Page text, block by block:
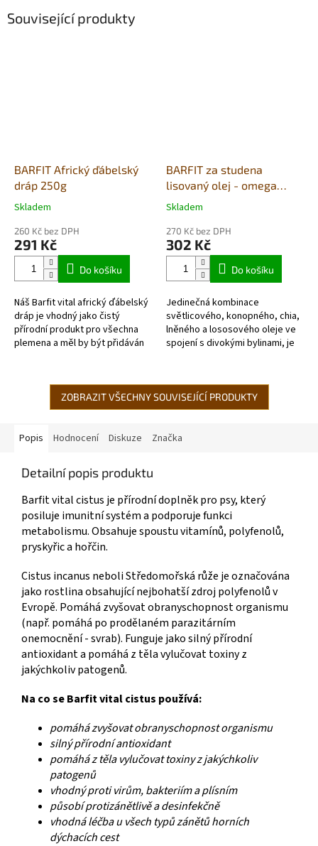
Související produkty
BARFIT Africký ďábelský
dráp 250g
Průměrné
produktu
je
hvězdiček.
Skladem
260 Kč bez DPH
291 Kč
Do košíku
Náš Barfit vital africký ďábelský
dráp je vhodný jako čistý
přírodní produkt pro všechna
plemena a měl by být přidáván
BARFIT za studena
lisovaný olej - omega
pětisložkový 500ml
Průměrné
produktu
je
hvězdiček.
Skladem
270 Kč bez DPH
302 Kč
Do košíku
Jedinečná kombinace
světlicového, konopného, ​​chia,
lněného a lososového oleje ve
spojení s divokými bylinami, je
psa...
ZOBRAZIT VŠECHNY SOUVISEJÍCÍ PRODUKTY
Popis Hodnocení Diskuze Značka
Detailní popis produktu
Barfit vital cistus je přírodní doplněk pro psy, který
posiluje imunitní systém a podporuje funkci
metabolismu. Obsahuje spoustu vitamínů, polyfenolů,
pryskyřic a hořčin.
Cistus incanus neboli Středomořská růže je označována
jako rostlina obsahující nejbohatší zdroj polyfenolů v
Evropě. Pomáhá zvyšovat obranyschopnost organismu
(např. pomáhá po prodělaném parazitárním
onemocnění - svrab). Funguje jako silný přírodní
antioxidant a pomáhá z těla vylučovat toxiny z
jakýchkoliv patogenů.
Na co se Barfit vital cistus používá:
pomáhá zvyšovat obranyschopnost organismu
silný přírodní antioxidant
pomáhá z těla vylučovat toxiny z jakýchkoliv
patogenů
vhodný proti virům, bakteriím a plísním
působí protizánětlivě a desinfekčně
vhodná léčba u všech typů zánětů horních
dýchacích cest